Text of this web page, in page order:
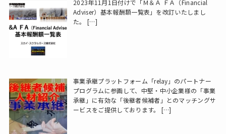
2023年11月1日付けで「Ｍ＆Ａ ＦＡ（Financial
Adviser）基本報酬額一覧表」を改訂いたしまし
た。
[…]
事業承継プラットフォーム「relay」のパートナー
プログラムに参画して、中堅・中小企業様の「事業
承継」に有効な「後継者候補者」とのマッチングサ
ービスをご提供しております。
[…]